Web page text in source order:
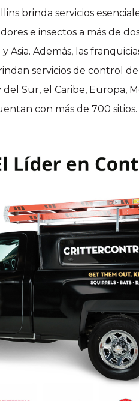
brinda servicios
e insectos a más de
Asia. Además, las
servicios de control
Sur, el Caribe, Europa,
con más de 700 sitios.